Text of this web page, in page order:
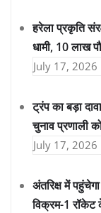
हरेला प्रकृति
धामी, 10 लाख
July 17, 2026
ट्रंप का बड़ा
चुनाव प्रणाली
July 17, 2026
अंतरिक्ष में
विक्रम-1 रॉकेट